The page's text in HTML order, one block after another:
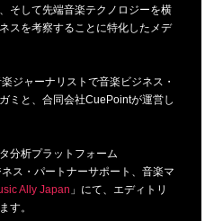
そして先端音楽テクノロジーを横
スを考察することに特化したメデ
ジャーナリストで音楽ビジネス・
ミと、合同会社CuePointが運営し
分析プラットフォーム
ス・パートナーサポート、音楽マ
Ally Japan 」にて、エディトリ
す。